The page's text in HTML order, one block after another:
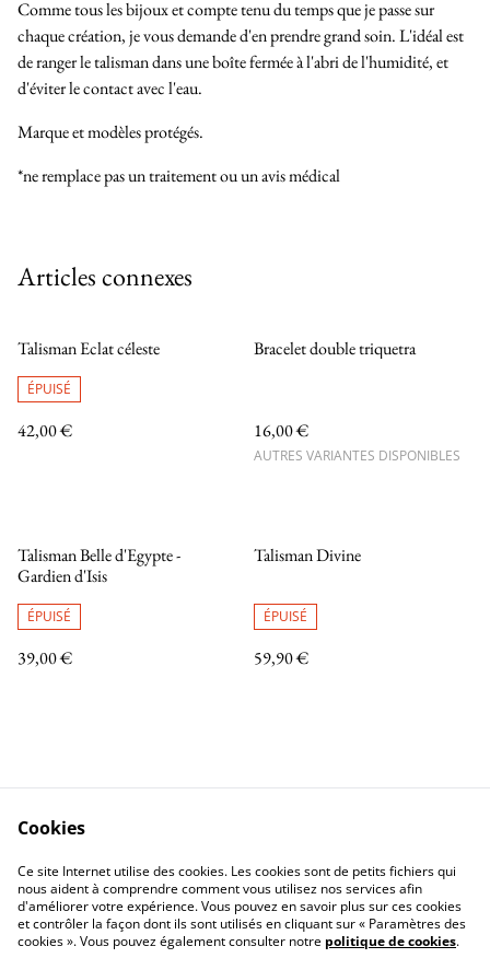
Comme tous les bijoux et compte tenu du temps que je passe sur
chaque création, je vous demande d'en prendre grand soin. L'idéal est
de ranger le talisman dans une boîte fermée à l'abri de l'humidité, et
d'éviter le contact avec l'eau.
Marque et modèles protégés.
*ne remplace pas un traitement ou un avis médical
Articles connexes
Talisman Eclat céleste
ÉPUISÉ
42,00 €
Bracelet double triquetra
16,00 €
AUTRES VARIANTES DISPONIBLES
Talisman Belle d'Egypte -
Gardien d'Isis
ÉPUISÉ
39,00 €
Talisman Divine
ÉPUISÉ
59,90 €
Contactez-nous
Conditions
Politique de confidentialité
Politique de cookies
Cookies
Ce site Internet utilise des cookies. Les cookies sont de petits fichiers qui
nous aident à comprendre comment vous utilisez nos services afin
d'améliorer votre expérience. Vous pouvez en savoir plus sur ces cookies
et contrôler la façon dont ils sont utilisés en cliquant sur « Paramètres des
cookies ». Vous pouvez également consulter notre politique de cookies.